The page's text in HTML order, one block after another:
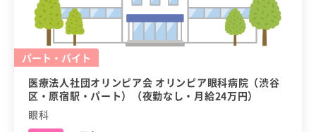
パート・バイト
医療法人社団オリンピア会 オリンピア眼科病院（渋谷
区・原宿駅・パート）（夜勤なし・月給24万円）
眼科